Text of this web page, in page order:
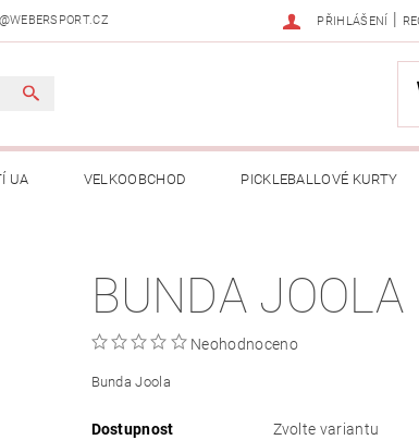
PŘIHLÁŠENÍ |
UA VELKOOBCHOD PICKLEBALLOVÉ KURTY
BUNDA JOOLA
Neohodnoceno
Bunda Joola
Dostupnost
Zvolte variantu